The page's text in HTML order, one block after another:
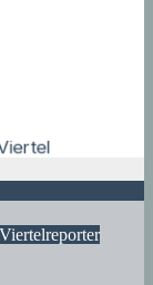
Viertelreporter